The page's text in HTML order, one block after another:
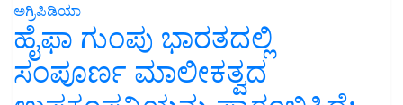
ಅಗ್ರಿಪಿಡಿಯಾ
ಹೈಫಾ ಗುಂಪು ಭಾರತದಲ್ಲಿ
ಸಂಪೂರ್ಣ ಮಾಲೀಕತ್ವದ